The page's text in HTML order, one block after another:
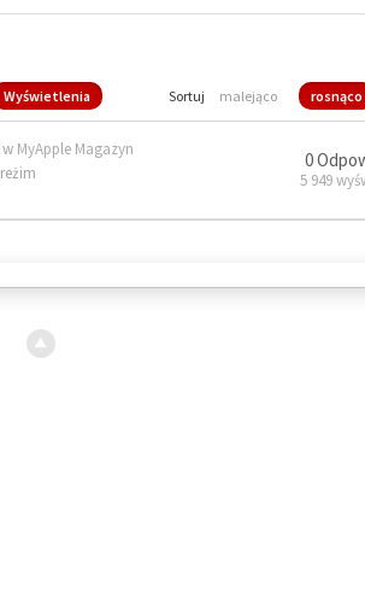
Wyświetlenia Sortuj malejąco rosnąco
w MyApple Magazyn
reżim
0
5 949